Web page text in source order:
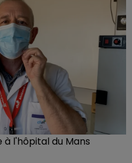
l'hôpital du Mans